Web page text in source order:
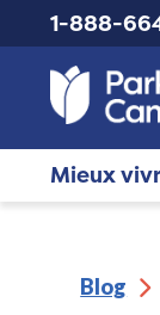
1-888-
Mieux
Blog